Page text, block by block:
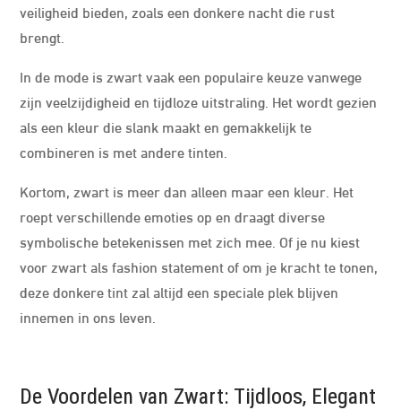
veiligheid bieden, zoals een donkere nacht die rust
brengt.
In de mode is zwart vaak een populaire keuze vanwege
zijn veelzijdigheid en tijdloze uitstraling. Het wordt gezien
als een kleur die slank maakt en gemakkelijk te
combineren is met andere tinten.
Kortom, zwart is meer dan alleen maar een kleur. Het
roept verschillende emoties op en draagt diverse
symbolische betekenissen met zich mee. Of je nu kiest
voor zwart als fashion statement of om je kracht te tonen,
deze donkere tint zal altijd een speciale plek blijven
innemen in ons leven.
De Voordelen van Zwart: Tijdloos, Elegant